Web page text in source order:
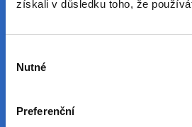
získali v důsledku toho, že
souhlasu
Nutné
Preferenční